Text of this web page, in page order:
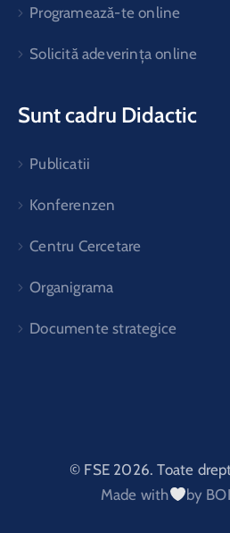
Programează-te online
Solicită adeverința online
Sunt cadru Didactic
Publicatii
Konferenzen
Centru Cercetare
Organigrama
Documente strategice
© FSE 2026. Toate
Made with
by